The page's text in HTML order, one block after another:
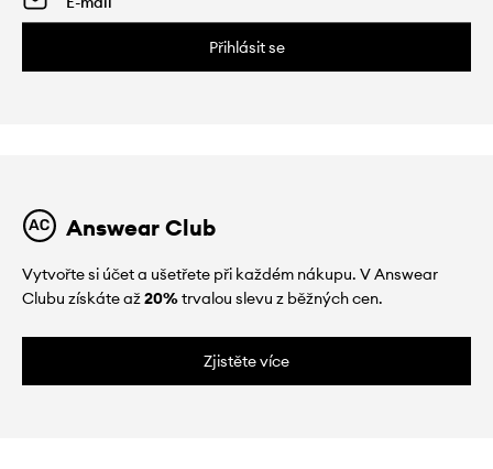
Přihlásit se
Answear Club
Vytvořte si účet a ušetřete při každém nákupu. V Answear
Clubu získáte až20%trvalou slevu z běžných cen.
Zjistěte více